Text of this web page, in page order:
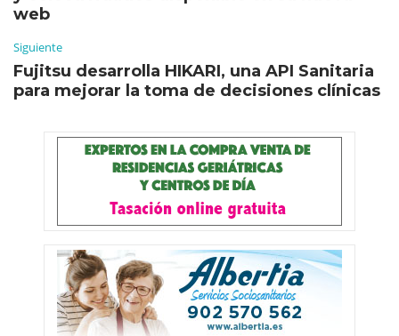
web
Siguiente
Fujitsu desarrolla HIKARI, una API Sanitaria
para mejorar la toma de decisiones clínicas